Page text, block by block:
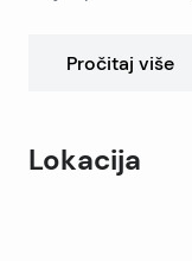
kupaonica,
energije A.
Pročitaj više
Lokacija